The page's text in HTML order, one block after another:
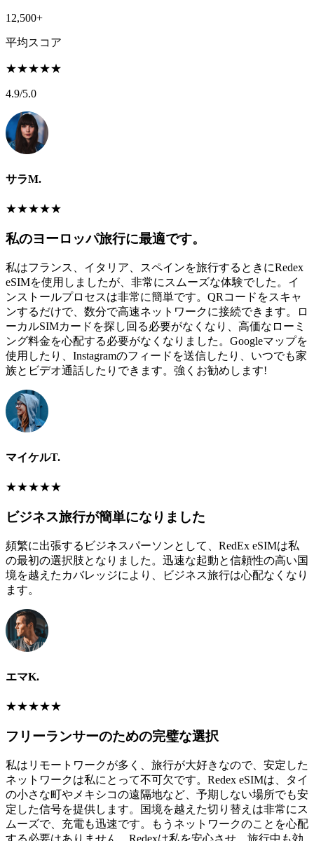
12,500+
平均スコア
★★★★★
4.9/5.0
サラM.
★★★★★
私のヨーロッパ旅行に最適です。
私はフランス、イタリア、スペインを旅行するときにRedex
eSIMを使用しましたが、非常にスムーズな体験でした。イ
ンストールプロセスは非常に簡単です。QRコードをスキャ
ンするだけで、数分で高速ネットワークに接続できます。ロ
ーカルSIMカードを探し回る必要がなくなり、高価なローミ
ング料金を心配する必要がなくなりました。Googleマップを
使用したり、Instagramのフィードを送信したり、いつでも家
族とビデオ通話したりできます。強くお勧めします!
マイケルT.
★★★★★
ビジネス旅行が簡単になりました
頻繁に出張するビジネスパーソンとして、RedEx eSIMは私
の最初の選択肢となりました。迅速な起動と信頼性の高い国
境を越えたカバレッジにより、ビジネス旅行は心配なくなり
ます。
エマK.
★★★★★
フリーランサーのための完璧な選択
私はリモートワークが多く、旅行が大好きなので、安定した
ネットワークは私にとって不可欠です。Redex eSIMは、タイ
の小さな町やメキシコの遠隔地など、予期しない場所でも安
定した信号を提供します。国境を越えた切り替えは非常にス
ムーズで、充電も迅速です。もうネットワークのことを心配